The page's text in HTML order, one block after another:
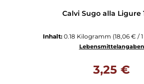
Calvi Sugo alla Ligure
Inhalt: 0.18 Kilogramm (18,06 € /
Lebensmittelangaben
3,25 €